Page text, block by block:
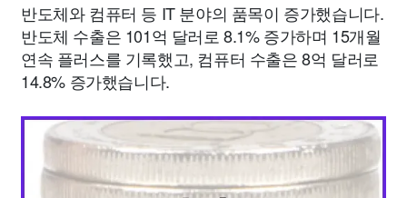
반도체와 컴퓨터 등 IT 분야의 품목이 증가했습니다.
반도체 수출은 101억 달러로 8.1% 증가하며 15개월
연속 플러스를 기록했고, 컴퓨터 수출은 8억 달러로
14.8% 증가했습니다.